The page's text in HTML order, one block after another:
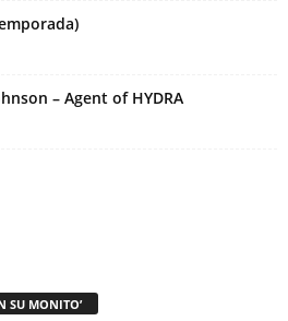
– Agent of HYDRA
SU MONITO’